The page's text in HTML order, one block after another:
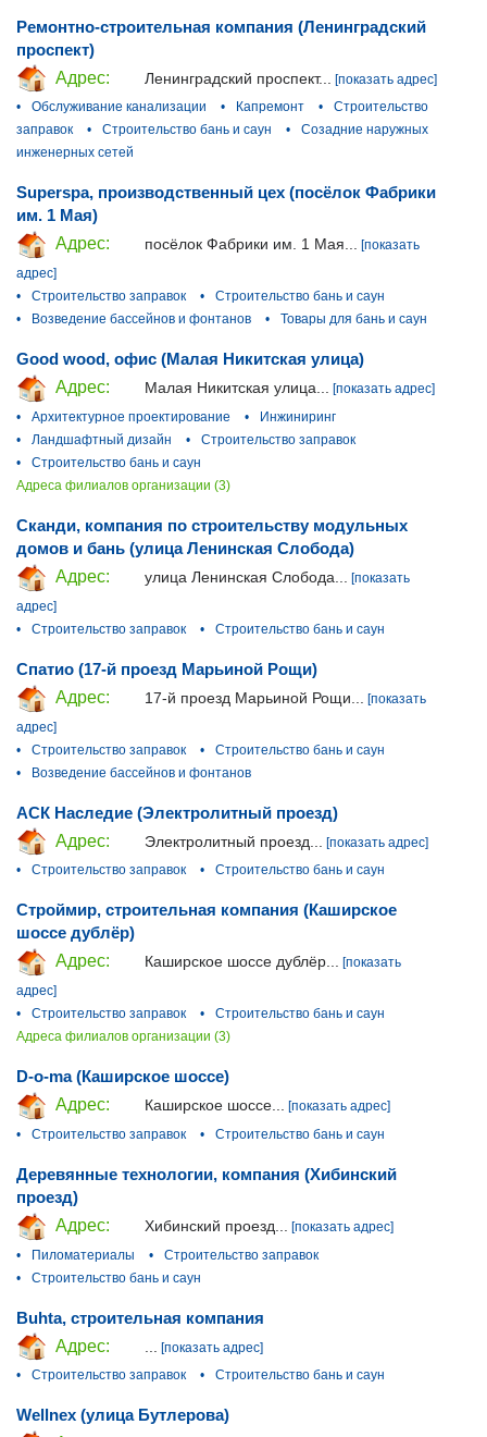
Ремонтно-строительная компания (Ленинградский
проспект)
Адрес:
Ленинградский проспект...
[показать адрес]
•
Обслуживание канализации • Капремонт •
Строительство
заправок
• Строительство бань и саун •
Созадние наружных
инженерных сетей
Superspa, производственный цех (посёлок Фабрики
им. 1 Мая)
Адрес:
посёлок Фабрики им. 1 Мая... [показать
адрес]
•
Строительство заправок •
Строительство бань и саун
•
Возведение бассейнов и фонтанов • Товары для бань и саун
Good wood, офис (Малая Никитская улица)
Адрес:
Малая Никитская улица... [показать адрес]
•
Архитектурное проектирование •
Инжиниринг
•
Ландшафтный дизайн •
Строительство заправок
•
Строительство бань и саун
Адреса филиалов организации (3)
Сканди, компания по строительству модульных
домов и бань (улица Ленинская Слобода)
Адрес:
улица Ленинская Слобода...
[показать
адрес]
•
Строительство заправок • Строительство бань и саун
Спатио (17-й проезд Марьиной Рощи)
Адрес:
17-й проезд Марьиной Рощи...
[показать
адрес]
•
Строительство заправок •
Строительство бань и саун
•
Возведение бассейнов и фонтанов
АСК Наследие (Электролитный проезд)
Адрес:
Электролитный проезд...
[показать адрес]
•
Строительство заправок • Строительство бань и саун
Строймир, строительная компания (Каширское
шоссе дублёр)
Адрес:
Каширское шоссе дублёр... [показать
адрес]
•
Строительство заправок •
Строительство бань и саун
Адреса филиалов организации (3)
D-o-ma (Каширское шоссе)
Адрес:
Каширское шоссе...
[показать адрес]
•
Строительство заправок • Строительство бань и саун
Деревянные технологии, компания (Хибинский
проезд)
Адрес:
Хибинский проезд...
[показать адрес]
•
Пиломатериалы •
Строительство заправок
•
Строительство бань и саун
Buhta, строительная компания
Адрес:
[показать адрес]
•
Строительство заправок • Строительство бань и саун
Wellnex (улица Бутлерова)